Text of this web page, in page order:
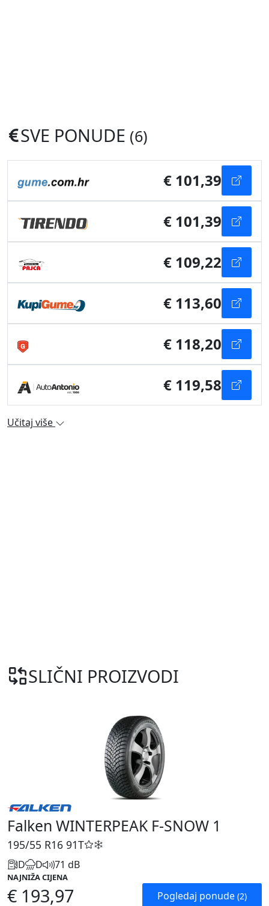
SVE PONUDE (6)
€ 101,39
€ 101,39
€ 109,22
€ 113,60
€ 118,20
€ 119,58
Učitaj više
SLIČNI PROIZVODI
Falken WINTERPEAK F-SNOW 1
195/55 R16 91T
D D 71 dB
NAJNIŽA CIJENA
€ 193,97 Pogledaj ponude (2)